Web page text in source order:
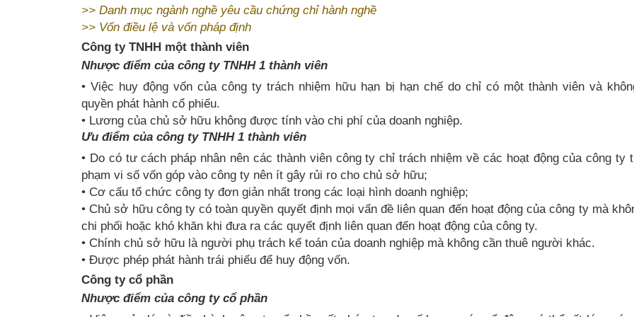
>> Danh mục ngành nghề yêu cầu chứng chỉ hành nghề
>> Vốn điều lệ và vốn pháp định
Công ty TNHH một thành viên
Nhược điểm của công ty TNHH 1 thành viên
• Việc huy động vốn của công ty trách nhiệm hữu hạn bị hạn chế do chỉ có một thành viên và
quyền phát hành cổ phiếu.
• Lương của chủ sở hữu không được tính vào chi phí của doanh nghiệp.
Ưu điểm của công ty TNHH 1 thành viên
• Do có tư cách pháp nhân nên các thành viên công ty chỉ trách nhiệm về các hoạt động của công ty
phạm vi số vốn góp vào công ty nên ít gây rủi ro cho chủ sở hữu;
• Cơ cấu tổ chức công ty đơn giản nhất trong các loại hình doanh nghiệp;
• Chủ sở hữu công ty có toàn quyền quyết định mọi vấn đề liên quan đến hoạt động của công ty mà
chi phối hoặc khó khăn khi đưa ra các quyết định liên quan đến hoạt động của công ty.
• Chính chủ sở hữu là người phụ trách kế toán của doanh nghiệp mà không cần thuê người khác.
• Được phép phát hành trái phiếu để huy động vốn.
Công ty cổ phần
Nhược điểm của công ty cổ phần